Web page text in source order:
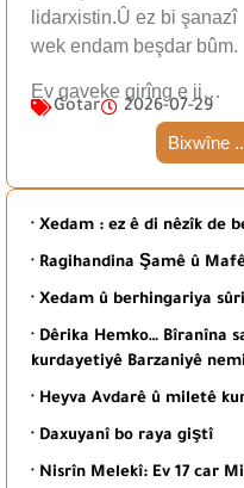
lidarxistin.Û ez bi şanazî
wek endam beşdar bûm.
Ev gaveke girîng e ji…
Gotar 2026-07-29
Bixwîne
· Xedam : ez ê di nêzîk de
· Ragihandina Şamê û
· Xedam û berhingariya
· Dêrika Hemko… Bîranîna
kurdayetiyê Barzaniyê
· Heyva Avdarê û miletê
· Daxuyanî bo raya giştî
· Nisrîn Melekî: Ev 17 car